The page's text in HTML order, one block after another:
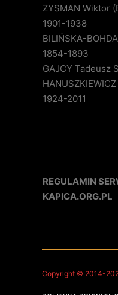
ZYSMAN Wiktor
1901-1938
BILIŃSKA-
1854-1893
GAJCY Tadeusz
1924-2011
REGULAMIN
KAPICA.ORG.PL
Copyright © 2014-